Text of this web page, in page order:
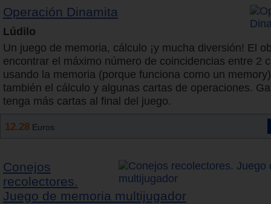
Operación Dinamita
Lúdilo
Un juego de memoria, cálculo ¡y mucha diversión! El
encontrar el máximo número de coincidencias entre 2
usando la memoria (porque funciona como un
también el cálculo y algunas cartas de operaciones.
tenga más cartas al final del juego.
12.28 Euros
Conejos
recolectores.
Juego de memoria multijugador